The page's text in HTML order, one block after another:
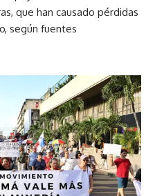
que han causado pérdidas
según fuentes